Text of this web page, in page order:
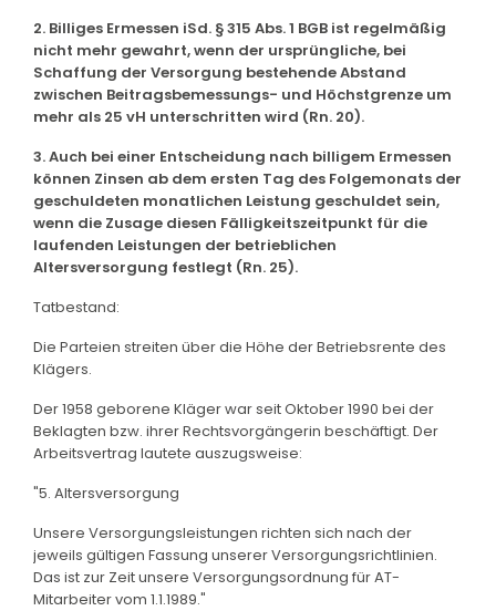
2. Billiges Ermessen iSd. § 315 Abs. 1 BGB ist regelmäßig
nicht mehr gewahrt, wenn der ursprüngliche, bei
Schaffung der Versorgung bestehende Abstand
zwischen Beitragsbemessungs- und Höchstgrenze um
mehr als 25 vH unterschritten wird (Rn. 20).
3. Auch bei einer Entscheidung nach billigem Ermessen
können Zinsen ab dem ersten Tag des Folgemonats der
geschuldeten monatlichen Leistung geschuldet sein,
wenn die Zusage diesen Fälligkeitszeitpunkt für die
laufenden Leistungen der betrieblichen
Altersversorgung festlegt (Rn. 25).
Tatbestand:
Die Parteien streiten über die Höhe der Betriebsrente des
Klägers.
Der 1958 geborene Kläger war seit Oktober 1990 bei der
Beklagten bzw. ihrer Rechtsvorgängerin beschäftigt. Der
Arbeitsvertrag lautete auszugsweise:
"5. Altersversorgung
Unsere Versorgungsleistungen richten sich nach der
jeweils gültigen Fassung unserer Versorgungsrichtlinien.
Das ist zur Zeit unsere Versorgungsordnung für AT-
Mitarbeiter vom 1.1.1989."